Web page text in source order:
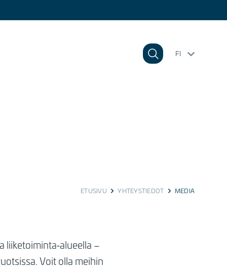
FI
ETUSIVU YHTEYSTIEDOT MEDIA
liiketoiminta‑alueella –
Voit olla meihin